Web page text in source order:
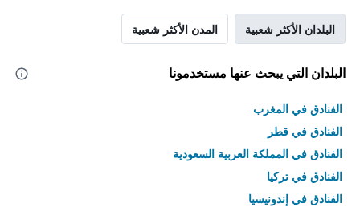
البلدان الأكثر شعبية المدن الأكثر شعبية
البلدان التي يبحث عنها مستخدمونا
الفنادق في المغرب
الفنادق في قطر
الفنادق في المملكة العربية السعودية
الفنادق في تركيا
الفنادق في إندونيسيا